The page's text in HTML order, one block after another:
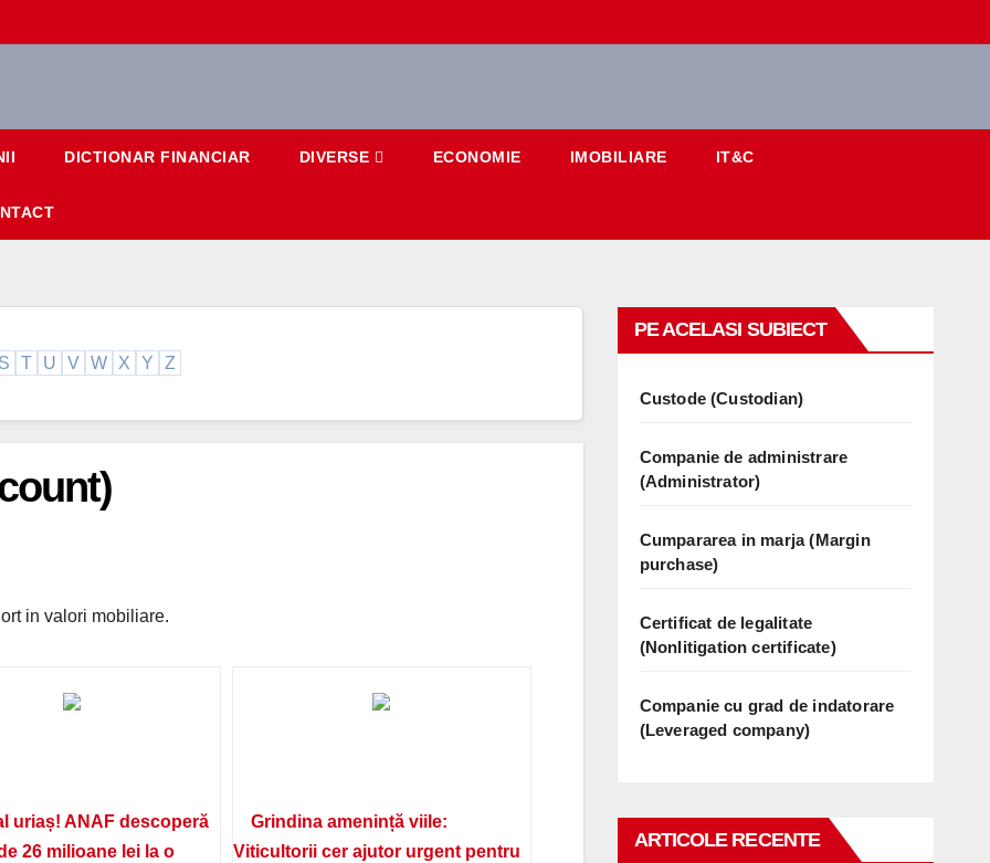
DICTIONAR FINANCIAR DIVERSE ECONOMIE IMOBILIARE IT&C
S T U V W X Y Z
in valori mobiliare.
uriaș! ANAF descoperă
26 milioane lei la o
Grindina amenință viile:
Viticultorii cer ajutor urgent pentru
PE ACELASI SUBIECT
Custode (Custodian)
Companie de administrare
(Administrator)
Cumpararea in marja (Margin
purchase)
Certificat de legalitate
(Nonlitigation certificate)
Companie cu grad de indatorare
(Leveraged company)
ARTICOLE RECENTE